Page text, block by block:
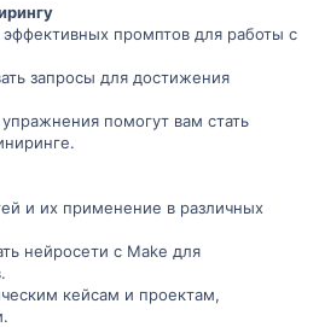
промптов для работы с
запросы для достижения
помогут вам стать
и их применение в различных
нейросети с Make для
кейсам и проектам,